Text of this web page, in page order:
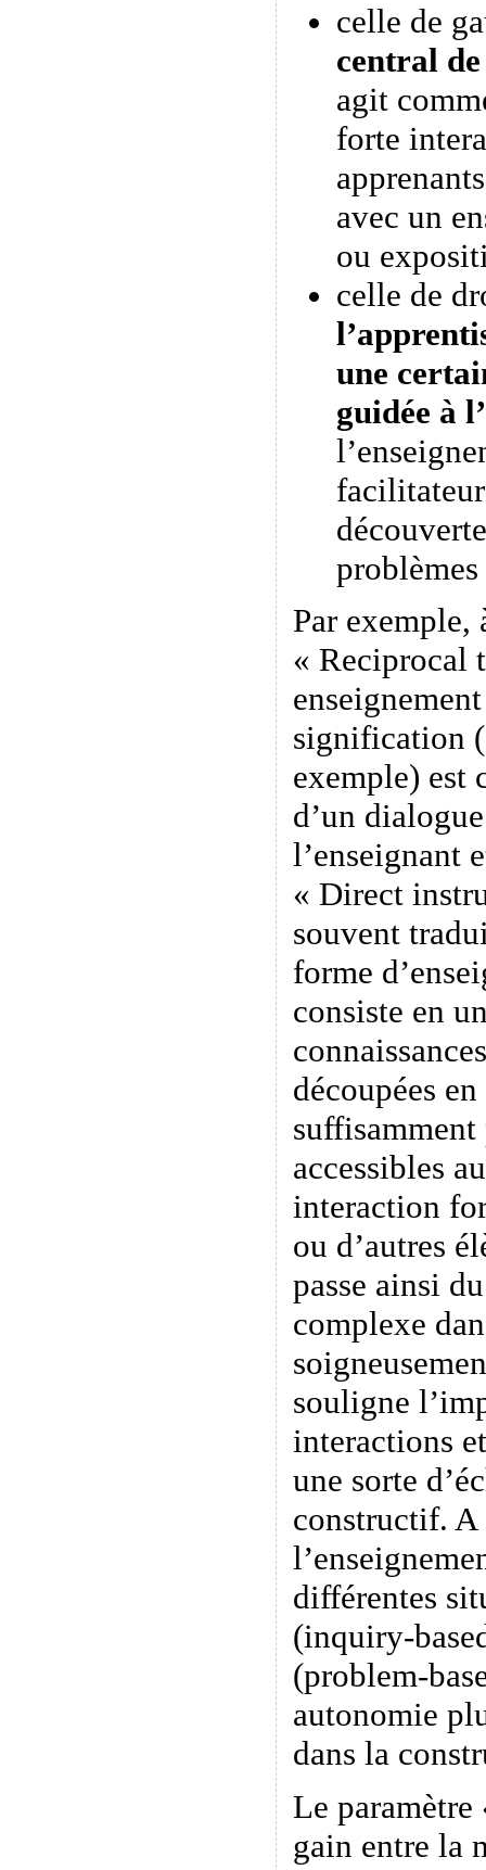
celle de
central de
agit
forte
avec un
ou
celle de
une
guidée à
Par
« Reciprocal
signification
exemple) est
d’un
l’enseignant
« Direct
souvent
forme
consiste en
découpées
accessibles
interaction
ou d’autres
passe ainsi
complexe
souligne
interactions
une sorte
constructif.
différentes
(inquiry-
(problem-
autonomie
dans la
Le paramètre
gain entre la